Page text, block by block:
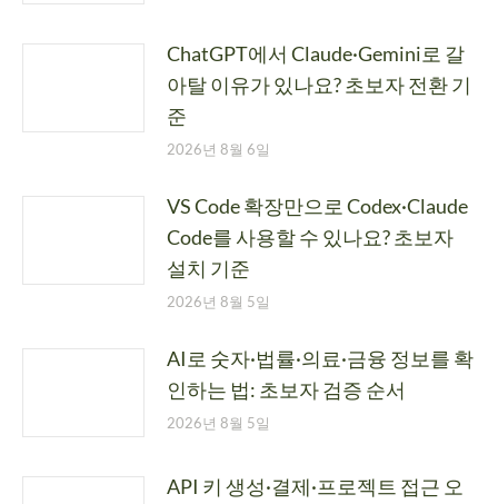
ChatGPT에서 Claude·Gemini로 갈
아탈 이유가 있나요? 초보자 전환 기
준
2026년 8월 6일
VS Code 확장만으로 Codex·Claude
Code를 사용할 수 있나요? 초보자
설치 기준
2026년 8월 5일
AI로 숫자·법률·의료·금융 정보를 확
인하는 법: 초보자 검증 순서
2026년 8월 5일
API 키 생성·결제·프로젝트 접근 오